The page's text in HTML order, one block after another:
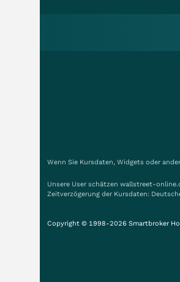
Wenn Sie Kursdaten, Widgets oder
Unsere User schätzen wallstreet-
Zeitverzögerung der Kursdaten:
Copyright © 1998-2026 Smartbroker